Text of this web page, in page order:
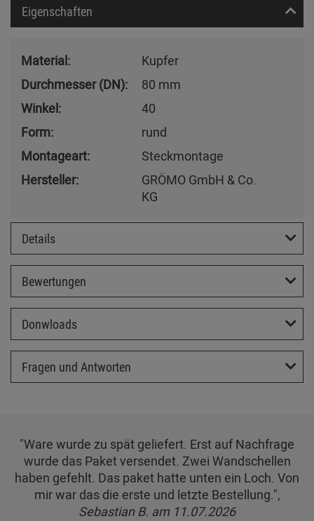
Eigenschaften
Material:
Kupfer
Durchmesser (DN):
80 mm
Winkel:
40
Form:
rund
Montageart:
Steckmontage
Hersteller:
GRÖMO GmbH & Co.
KG
Details
Bewertungen
Donwloads
Fragen und Antworten
"Ware wurde zu spät geliefert. Erst auf Nachfrage
wurde das Paket versendet. Zwei Wandschellen
haben gefehlt. Das paket hatte unten ein Loch. Von
mir war das die erste und letzte Bestellung.",
Sebastian B. am 11.07.2026